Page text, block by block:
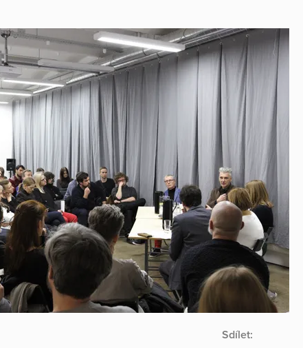
Sdílet: